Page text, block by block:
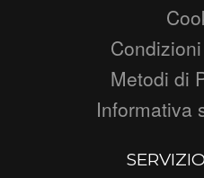
Metodi di
Informativa